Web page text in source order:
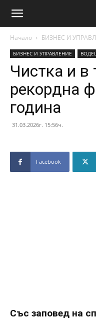
Начало БИЗНЕС И
БИЗНЕС И УПРАВЛЕНИЕ
Чистка и в
рекордна
година
31.03.2026г. 15:56ч.
Facebook
Със заповед на